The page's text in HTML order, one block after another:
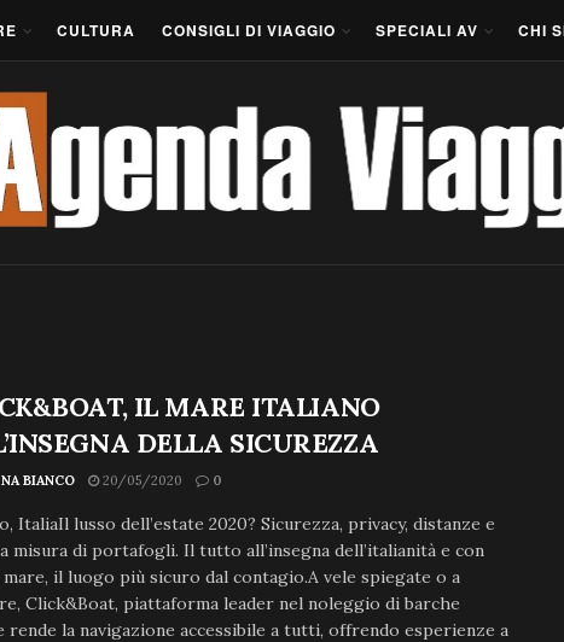
CULTURA CONSIGLI DI VIAGGIO SPECIALI AV CHI
IL MARE ITALIANO
DELLA SICUREZZA
BIANCO 20/05/2020 0
ItaliaIl lusso dell’estate 2020? Sicurezza, privacy, distanze e
misura di portafogli. Il tutto all’insegna dell’italianità e con
il luogo più sicuro dal contagio.A vele spiegate o a
Click&Boat, piattaforma leader nel noleggio di barche
rende la navigazione accessibile a tutti, offrendo esperienze a